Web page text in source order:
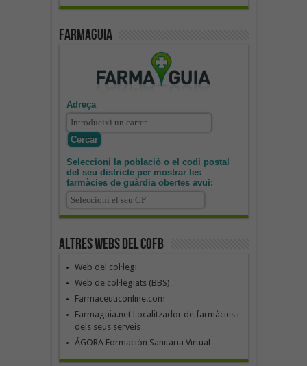
Farmaguia
Adreça
Seleccioni la població o el codi postal
del seu districte per mostrar les
farmàcies de guàrdia obertes avui:
Altres webs del COFB
Web del col·legi
Web de col·legiats (BBS)
Farmaceuticonline.com
Farmaguia.net Localitzador de farmàcies i
dels seus serveis
ÁGORA Formación Sanitaria Virtual